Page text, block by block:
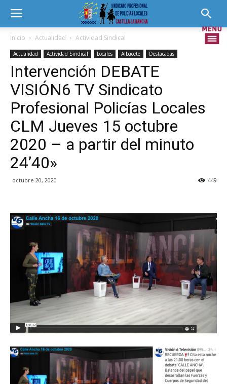
Inicio Actualidad Actividad Sindical
Actualidad Actividad Sindical Locales Albacete Destacadas
Intervención DEBATE
VISIÓN6 TV Sindicato
Profesional Policías Locales
CLM Jueves 15 octubre
2020 – a partir del minuto
24’40»
octubre 20, 2020 449